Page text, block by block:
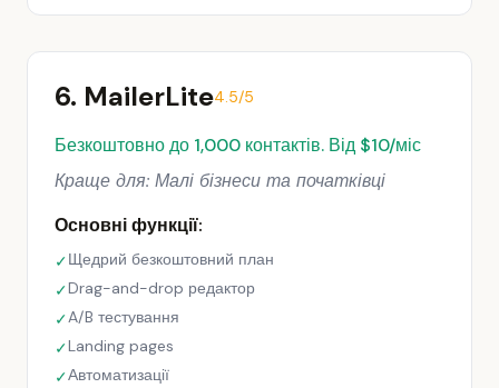
6. MailerLite4.5/5
Безкоштовно до 1,000 контактів. Від $10/міс
Краще для: Малі бізнеси та початківці
Основні функції:
✓Щедрий безкоштовний план
✓Drag-and-drop редактор
✓A/B тестування
✓Landing pages
✓Автоматизації